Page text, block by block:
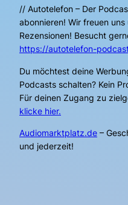
// Autotelefon – Der
abonnieren! Wir freuen
Rezensionen! Besucht
https://autotelefon-
Du möchtest deine
Podcasts schalten? Kein
Für deinen Zugang zu
klicke hier.
Audiomarktplatz.de –
und jederzeit!